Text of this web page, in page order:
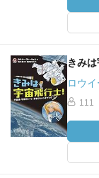
きみ
ロウ
111